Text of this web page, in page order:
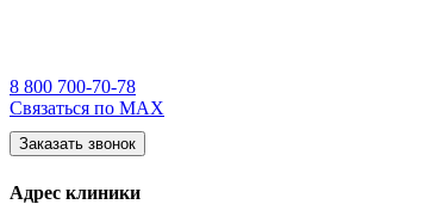
8 800 700-70-78
Связаться по MAX
Заказать звонок
Адрес клиники